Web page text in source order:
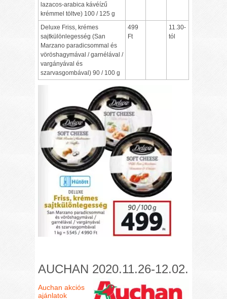
lazacos-arabica kávéízű
krémmel töltve) 100 / 125 g
Deluxe Friss, krémes
sajtkülönlegesség (San
Marzano paradicsommal és
vöröshagymával / garnélával /
vargányával és
szarvasgombával) 90 / 100 g
499
Ft
11.30-
tól
AUCHAN 2020.11.26-12.02.
Auchan akciós
ajánlatok